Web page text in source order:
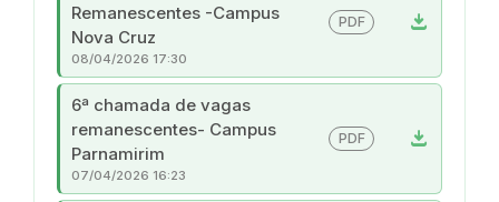
Remanescentes -Campus
Nova Cruz
download
PDF
08/04/2026 17:30
6ª chamada de vagas
remanescentes- Campus
Parnamirim
download
PDF
07/04/2026 16:23